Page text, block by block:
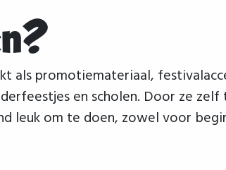
als promotiemateriaal,
en scholen. Door ze zelf
leuk om te doen, zowel voor